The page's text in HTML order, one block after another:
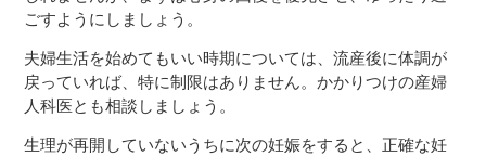
ごすようにしましょう。
夫婦生活を始めてもいい時期については、流産後に体調が
戻っていれば、特に制限はありません。かかりつけの産婦
人科医とも相談しましょう。
生理が再開していないうちに次の妊娠をすると、正確な妊